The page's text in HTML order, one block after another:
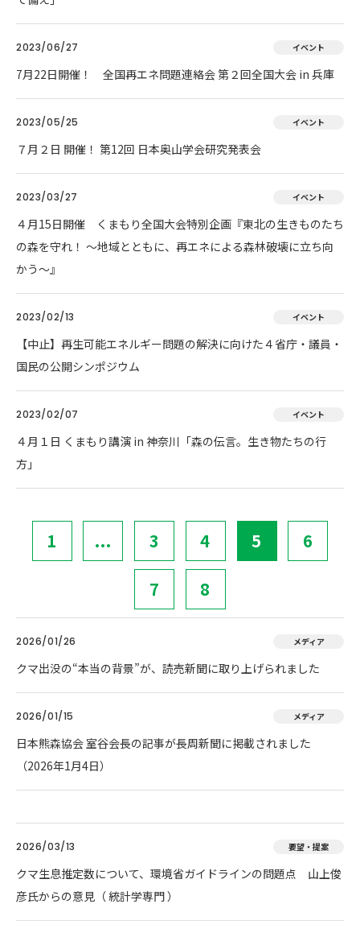
2023/06/27 イベント
7月22日開催！ 全国再エネ問題連絡会 第２回全国大会 in 兵庫
2023/05/25 イベント
７月２日 開催！ 第12回 日本奥山学会研究発表会
2023/03/27 イベント
４月15日開催 くまもり全国大会特別企画『東北の生きものたち
の森を守れ！ 〜地域とともに、再エネによる森林破壊に立ち向
かう〜』
2023/02/13 イベント
【中止】再生可能エネルギー問題の解決に向けた４省庁・議員・
国民の公開シンポジウム
2023/02/07 イベント
４月１日 くまもり講演 in 神奈川「森の伝言。生き物たちの行
方」
1 ... 3 4 5 6
7 8
2026/01/26 メディア
クマ出没の“本当の背景”が、読売新聞に取り上げられました
2026/01/15 メディア
日本熊森協会 室谷会長の記事が長周新聞に掲載されました
（2026年1月4日）
2026/03/13 要望・提案
クマ生息推定数について、環境省ガイドラインの問題点 山上俊
彦氏からの意見（ 統計学専門 ）